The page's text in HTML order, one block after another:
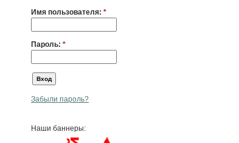
Имя пользователя: *
Пароль: *
Забыли пароль?
Наши баннеры: